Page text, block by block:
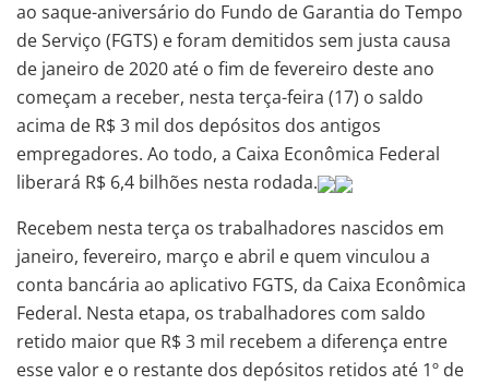
ao saque-aniversário do Fundo de Garantia do Tempo
de Serviço (FGTS) e foram demitidos sem justa causa
de janeiro de 2020 até o fim de fevereiro deste ano
começam a receber, nesta terça-feira (17) o saldo
acima de R$ 3 mil dos depósitos dos antigos
empregadores. Ao todo, a Caixa Econômica Federal
liberará R$ 6,4 bilhões nesta rodada.
Recebem nesta terça os trabalhadores nascidos em
janeiro, fevereiro, março e abril e quem vinculou a
conta bancária ao aplicativo FGTS, da Caixa Econômica
Federal. Nesta etapa, os trabalhadores com saldo
retido maior que R$ 3 mil recebem a diferença entre
esse valor e o restante dos depósitos retidos até 1º de